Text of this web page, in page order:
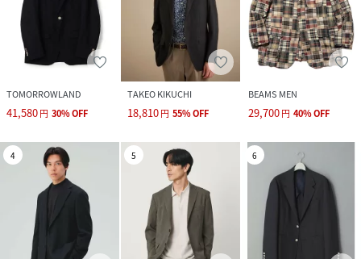
TOMORROWLAND
41,580円 30%OFF
TAKEO KIKUCHI
18,810円 55%OFF
BEAMS MEN
29,700円 40%OFF
4 5 6